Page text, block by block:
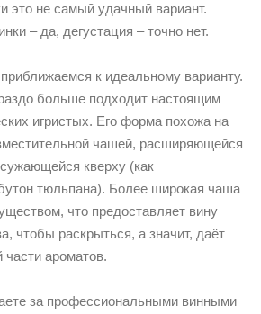
это не самый удачный вариант.
– да, дегустация – точно нет.
к идеальному варианту.
больше подходит настоящим
игристых. Его форма похожа на
чашей, расширяющейся
кверху (как
тюльпана). Более широкая чаша
что предоставляет вину
чтобы раскрыться, а значит, даёт
ароматов.
за профессиональными винными